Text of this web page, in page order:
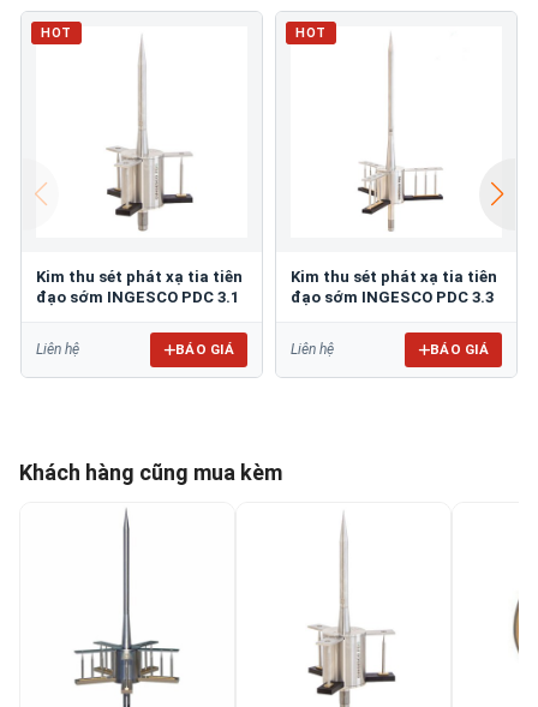
HOT
Kim thu sét phát xạ tia tiên
đạo sớm INGESCO PDC 3.1
Liên hệ BÁO GIÁ
HOT
Kim thu sét phát xạ tia tiên
đạo sớm INGESCO PDC 3.3
Liên hệ BÁO GIÁ
Khách hàng cũng mua kèm